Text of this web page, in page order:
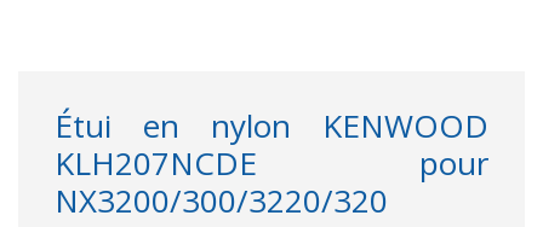
Étui en nylon KENWOOD
KLH207NCDE pour
NX3200/300/3220/320